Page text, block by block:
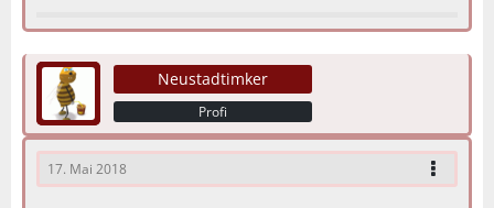
Neustadtimker
Profi
17. Mai 2018